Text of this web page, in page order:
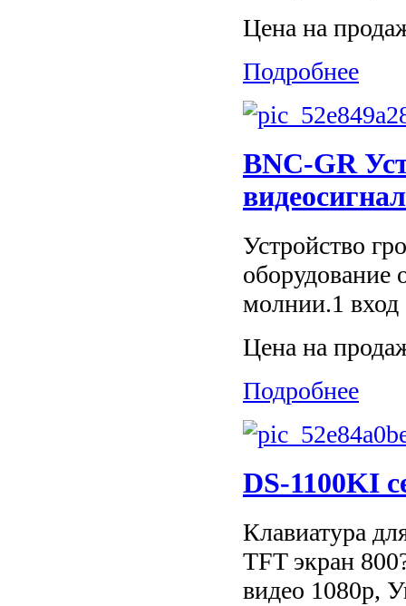
Цена на
Подробнее
BNC-GR
Устройство
оборудование
молнии.1
Цена на
Подробнее
DS-1100KI
Клавиатура
TFT экран
видео 1080p,